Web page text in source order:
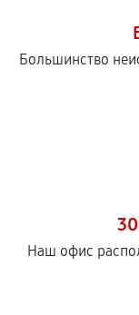
Большинство
Наш офис